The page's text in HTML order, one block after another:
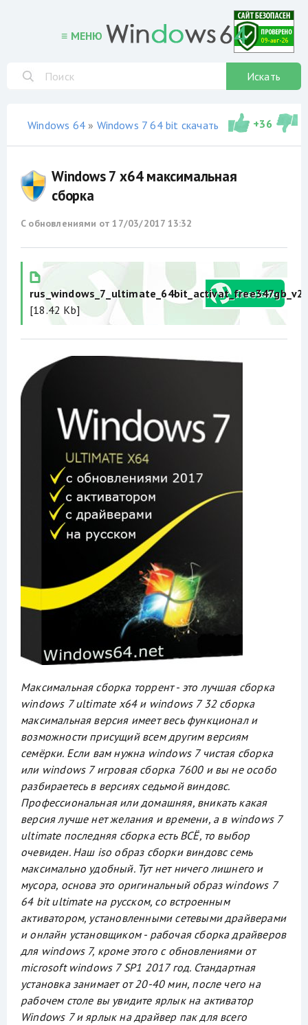
≡ МЕНЮ
Искать
Windows 64» Windows 7 64 bit скачать торрент»
+36
Windows 7 x64 максимальная
сборка
С обновлениями от17/03/2017 13:32
[18.42 Kb]
Максимальная сборка торрент - это лучшая сборка
windows 7 ultimate x64 и windows 7 32 сборка
максимальная версия имеет весь функционал и
возможности присущий всем другим версиям
семёрки. Если вам нужна windows 7 чистая сборка
или windows 7 игровая сборка 7600 и вы не особо
разбираетесь в версиях седьмой виндовс.
Профессиональная или домашняя, вникать какая
версия лучше нет желания и времени, а в windows 7
ultimate последняя сборка есть ВСЁ, то выбор
очевиден. Наш iso образ сборки виндовс семь
максимально удобный. Тут нет ничего лишнего и
мусора, основа это оригинальный образ windows 7
64 bit ultimate на русском, со встроенным
активатором, установленными сетевыми драйверами
и онлайн установщиком - рабочая сборка драйверов
для windows 7, кроме этого с обновлениями от
microsoft windows 7 SP1 2017 год. Стандартная
установка занимает от 20-40 мин, после чего на
рабочем столе вы увидите ярлык на активатор
Windows 7 и ярлык на драйвер пак для всего